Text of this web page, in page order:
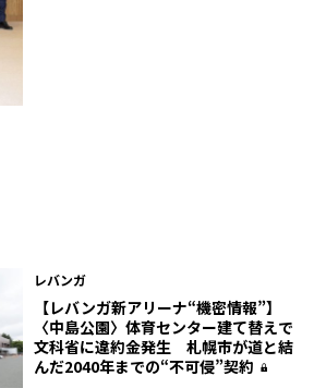
レバンガ
【レバンガ新アリーナ“機密情報”】
〈中島公園〉体育センター建て替えで
文科省に違約金発生 札幌市が道と結
んだ2040年までの“不可侵”契約